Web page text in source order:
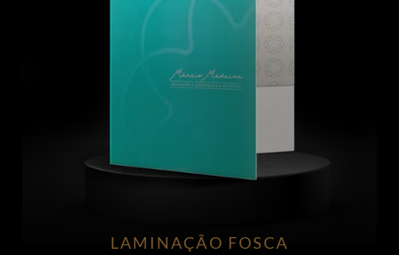
LAMINAÇÃO FOSCA